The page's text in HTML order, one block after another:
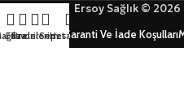
Ersoy Sağlık © 2026
Garanti Ve İade Koşulları
Filtreler
Favorilerim
Sepet
Hesabım